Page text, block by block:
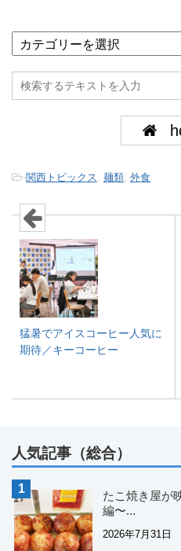
-関西トピックス 麺類 外食
猛暑でアイスコーヒー人気に
期待／キーコーヒー
人気記事（総合）
たこ焼き屋
編〜...
2026年7月31日